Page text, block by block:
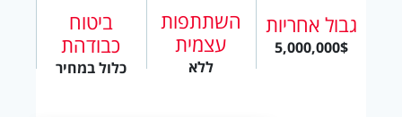
גבול אחריות
5,000,000$
השתתפות
עצמית
ללא
ביטוח
כבודהת
כלול במחיר